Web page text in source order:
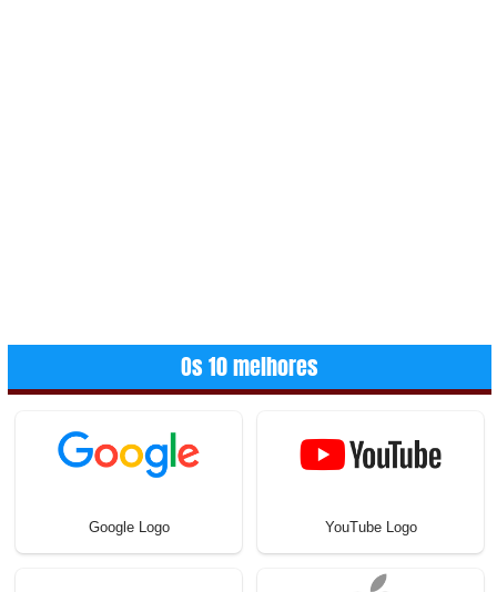
Os 10 melhores
Google Logo YouTube Logo